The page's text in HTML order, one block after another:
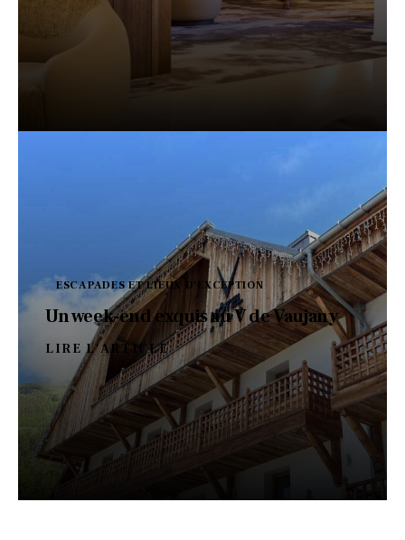
ESCAPADES ET LIEUX D'EXCEPTION
Un week-end exquis au V de Vaujany
LIRE L'ARTICLE